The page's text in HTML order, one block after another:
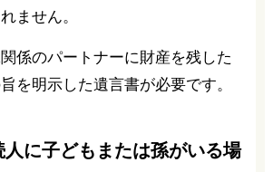
ません。
係のパートナーに財産を残した
を明示した遺言書が必要です。
人に子どもまたは孫がいる場